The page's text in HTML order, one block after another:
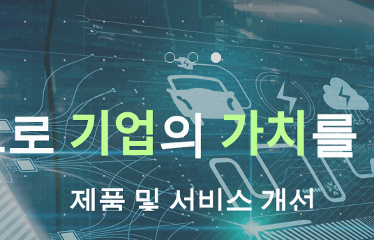
기업의가치를
제품 및 서비스 개선